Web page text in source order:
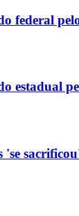
federal
estadual